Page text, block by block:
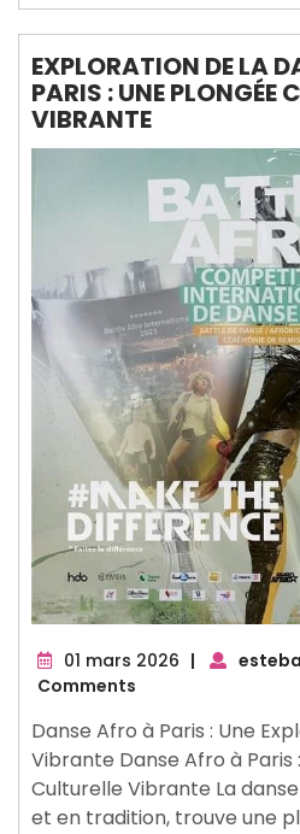
EXPLORATION DE LA
PARIS : UNE PLONGÉE
VIBRANTE
01 mars 2026 01|
Comments
Danse Afro à Paris : Une
Vibrante Danse Afro à Paris
Culturelle Vibrante La
et en tradition, trouve une